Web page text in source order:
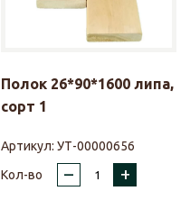
Полок 26*90*1600 липа,
сорт 1
Артикул: УТ-00000656
Кол-во
– +